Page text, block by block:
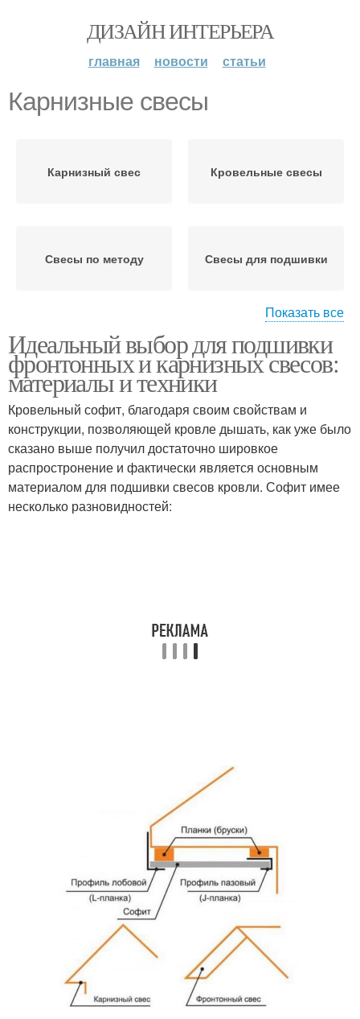
ДИЗАЙН ИНТЕРЬЕРА
главная новости статьи
Карнизные свесы
Карнизный свес Кровельные свесы
Свесы по методу Свесы для подшивки
Стеновые свесы Фронтонные свесы
Свесы на закрытых
окнах
Свесы на открытых
окнах
Показать все
Идеальный выбор для подшивки
фронтонных и карнизных свесов:
материалы и техники
Кровельный софит, благодаря своим свойствам и
конструкции, позволяющей кровле дышать, как уже было
сказано выше получил достаточно шировкое
распростронение и фактически является основным
материалом для подшивки свесов кровли. Софит имее
несколько разновидностей: